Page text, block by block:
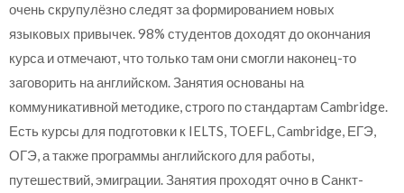
очень скрупулёзно следят за формированием новых
языковых привычек. 98% студентов доходят до окончания
курса и отмечают, что только там они смогли наконец-то
заговорить на английском.Занятия основаны на
коммуникативной методике, строго по стандартам Cambridge.
Есть курсы для подготовки к IELTS, TOEFL, Cambridge, ЕГЭ,
ОГЭ, а также программы английского для работы,
путешествий, эмиграции. Занятия проходят очно в Санкт-